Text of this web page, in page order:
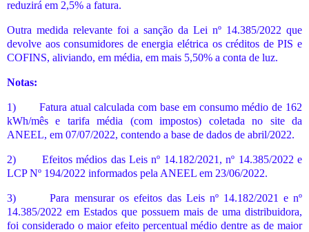
reduzirá em 2,5% a fatura.
Outra medida relevante foi a sanção da Lei nº 14.385/2022 que
devolve aos consumidores de energia elétrica os créditos de PIS e
COFINS, aliviando, em média, em mais 5,50% a conta de luz.
Notas:
1)
Fatura atual calculada com base em consumo médio de 162
kWh/mês e tarifa média (com impostos) coletada no site da
ANEEL, em 07/07/2022, contendo a base de dados de abril/2022.
2)
Efeitos médios das Leis nº 14.182/2021, nº 14.385/2022 e
LCP Nº 194/2022 informados pela ANEEL em 23/06/2022.
3)
Para mensurar os efeitos das Leis nº 14.182/2021 e nº
14.385/2022 em Estados que possuem mais de uma distribuidora,
foi considerado o maior efeito percentual médio dentre as de maior